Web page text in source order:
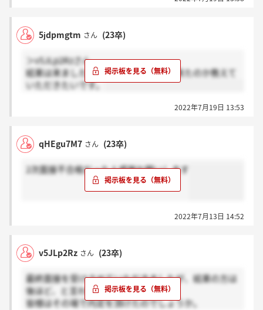
5jdpmgtm さん (23卒)
＞v5JLp2Rzさん
結果は来ましたでしょうか。何日後に来たのか教えて
いただきたいです。
2022年7月19日 13:53
qHEgu7M7 さん (23卒)
2次面接不合格だった人感謝お願いします
2022年7月13日 14:52
v5JLp2Rz さん (23卒)
最終面接を受けさせていただきましたが、結果の方は
後ほど、と言われてしまいました。
皆様はその場で内定を頂けたのでしょうか。